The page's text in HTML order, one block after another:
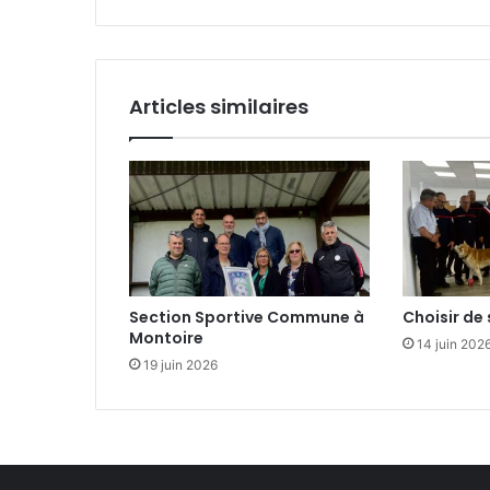
io
n
e
u
v
e
Articles similaires
Section Sportive Commune à
Montoire
19 juin 2026
Choisir de
14 juin